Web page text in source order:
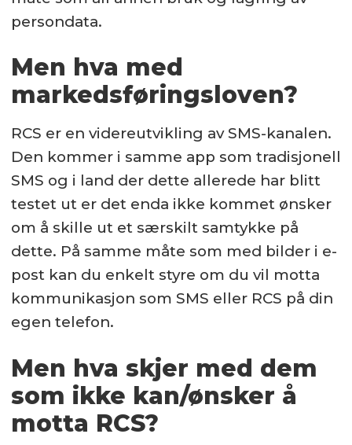
persondata.
Men hva med
markedsføringsloven?
RCS er en videreutvikling av SMS-kanalen.
Den kommer i samme app som tradisjonell
SMS og i land der dette allerede har blitt
testet ut er det enda ikke kommet ønsker
om å skille ut et særskilt samtykke på
dette. På samme måte som med bilder i e-
post kan du enkelt styre om du vil motta
kommunikasjon som SMS eller RCS på din
egen telefon.
Men hva skjer med dem
som ikke kan/ønsker å
motta RCS?